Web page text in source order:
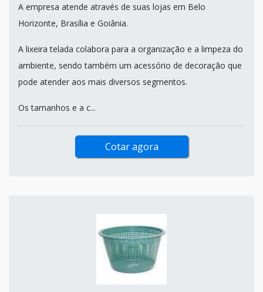
A empresa atende através de suas lojas em Belo
Horizonte, Brasília e Goiânia.
A lixeira telada colabora para a organização e a limpeza do
ambiente, sendo também um acessório de decoração que
pode atender aos mais diversos segmentos.
Os tamanhos e a c...
Cotar agora